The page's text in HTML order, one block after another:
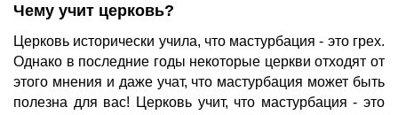
Чему учит церковь?
Церковь исторически учила, что мастурбация - это грех.
Однако в последние годы некоторые церкви отходят от
этого мнения и даже учат, что мастурбация может быть
полезна для вас! Церковь учит, что мастурбация - это